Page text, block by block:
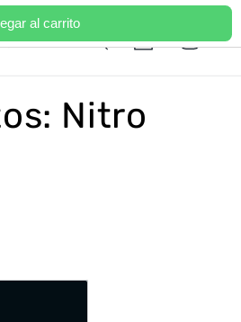
sesión
Carrito
Nitro
al carrito